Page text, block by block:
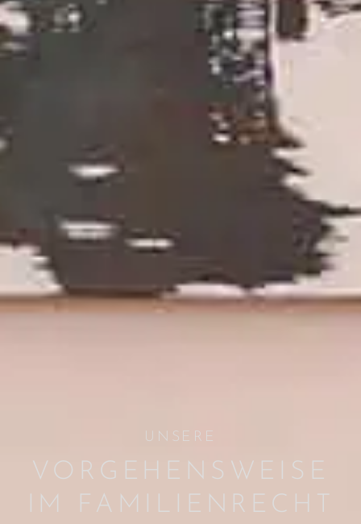
UNSERE
VORGEHENS­WEISE
IM FAMILIENRECHT